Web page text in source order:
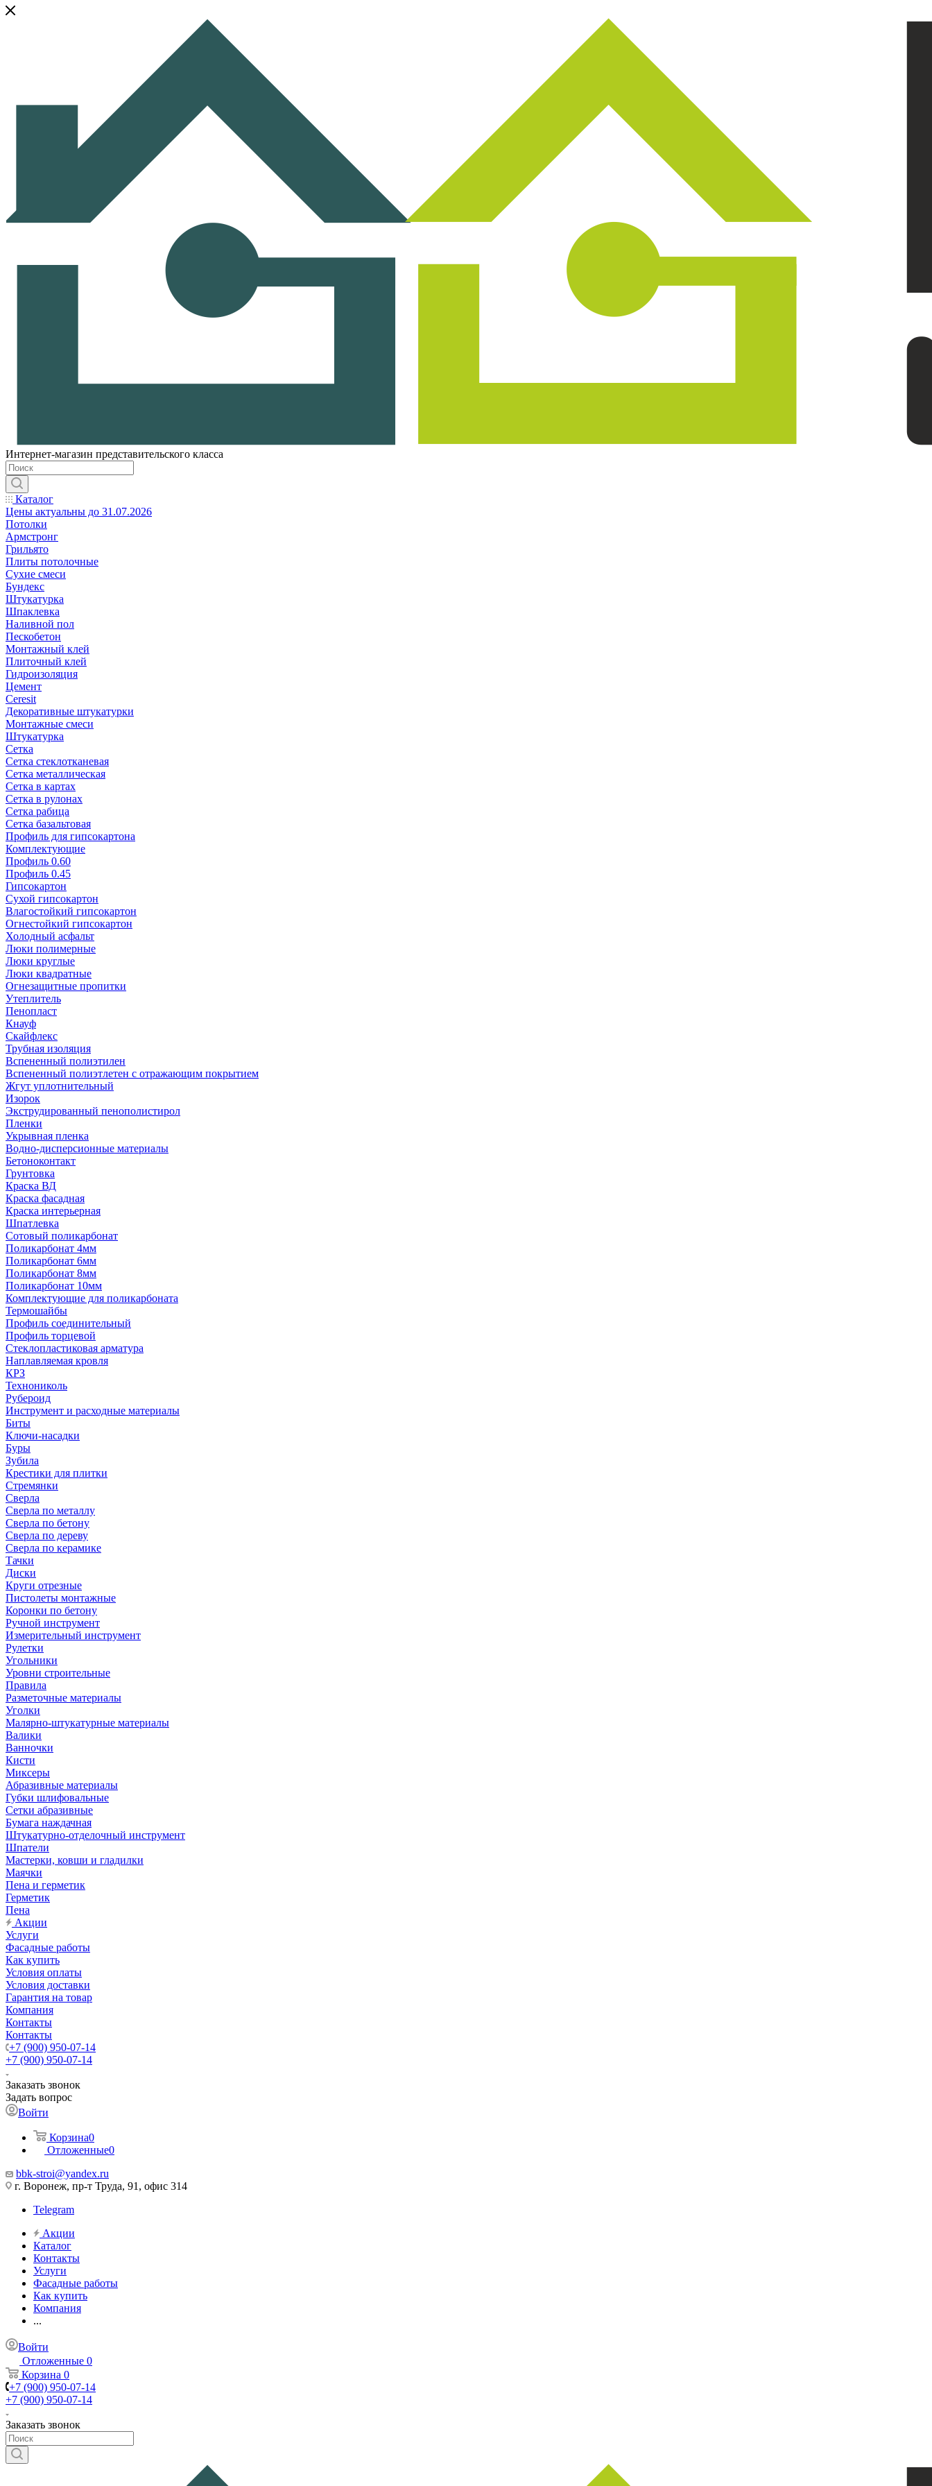
Интернет-магазин представительского класса
Каталог
Цены актуальны до 31.07.2026
Потолки
Армстронг
Грильято
Плиты потолочные
Сухие смеси
Бундекс
Штукатурка
Шпаклевка
Наливной пол
Пескобетон
Монтажный клей
Плиточный клей
Гидроизоляция
Цемент
Ceresit
Декоративные штукатурки
Монтажные смеси
Штукатурка
Сетка
Сетка стеклотканевая
Сетка металлическая
Сетка в картах
Сетка в рулонах
Сетка рабица
Сетка базальтовая
Профиль для гипсокартона
Комплектующие
Профиль 0.60
Профиль 0.45
Гипсокартон
Сухой гипсокартон
Влагостойкий гипсокартон
Огнестойкий гипсокартон
Холодный асфальт
Люки полимерные
Люки круглые
Люки квадратные
Огнезащитные пропитки
Утеплитель
Пенопласт
Кнауф
Скайфлекс
Трубная изоляция
Вспененный полиэтилен
Вспененный полиэтлетен с отражающим покрытием
Жгут уплотнительный
Изорок
Экструдированный пенополистирол
Пленки
Укрывная пленка
Водно-дисперсионные материалы
Бетоноконтакт
Грунтовка
Краска ВД
Краска фасадная
Краска интерьерная
Шпатлевка
Сотовый поликарбонат
Поликарбонат 4мм
Поликарбонат 6мм
Поликарбонат 8мм
Поликарбонат 10мм
Комплектующие для поликарбоната
Термошайбы
Профиль соединительный
Профиль торцевой
Стеклопластиковая арматура
Наплавляемая кровля
КРЗ
Технониколь
Рубероид
Инструмент и расходные материалы
Биты
Ключи-насадки
Буры
Зубила
Крестики для плитки
Стремянки
Сверла
Сверла по металлу
Сверла по бетону
Сверла по дереву
Сверла по керамике
Тачки
Диски
Круги отрезные
Пистолеты монтажные
Коронки по бетону
Ручной инструмент
Измерительный инструмент
Рулетки
Угольники
Уровни строительные
Правила
Разметочные материалы
Уголки
Малярно-штукатурные материалы
Валики
Ванночки
Кисти
Миксеры
Абразивные материалы
Губки шлифовальные
Сетки абразивные
Бумага наждачная
Штукатурно-отделочный инструмент
Шпатели
Мастерки, ковши и гладилки
Маячки
Пена и герметик
Герметик
Пена
Акции
Услуги
Фасадные работы
Как купить
Условия оплаты
Условия доставки
Гарантия на товар
Компания
Контакты
Контакты
+7 (900) 950-07-14
+7 (900) 950-07-14
Заказать звонок
Задать вопрос
Войти
Корзина0
Отложенные0
bbk-stroi@yandex.ru
г. Воронеж, пр-т Труда, 91, офис 314
Telegram
Акции
Каталог
Контакты
Услуги
Фасадные работы
Как купить
Компания
...
Войти
Отложенные 0
Корзина 0
+7 (900) 950-07-14
+7 (900) 950-07-14
Заказать звонок